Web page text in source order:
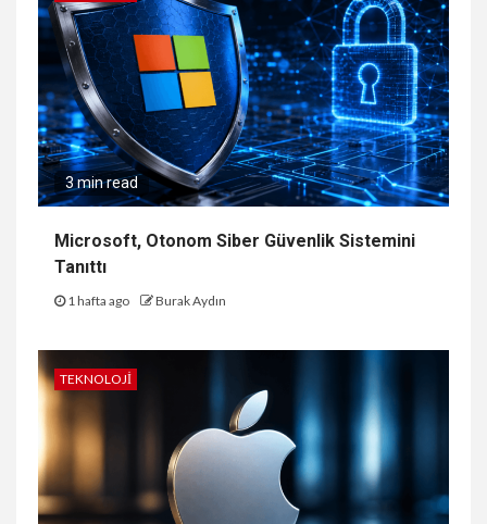
3 min read
Microsoft, Otonom Siber Güvenlik Sistemini
Tanıttı
1 hafta ago Burak Aydın
TEKNOLOJI